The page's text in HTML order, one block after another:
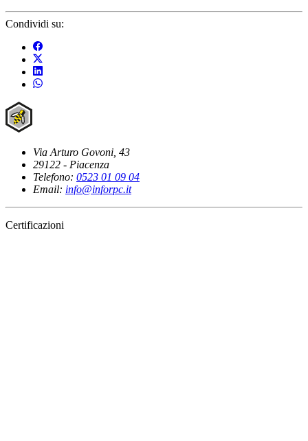
Condividi su:
Via Arturo Govoni, 43
29122 - Piacenza
Telefono: 0523 01 09 04
Email: info@inforpc.it
Certificazioni